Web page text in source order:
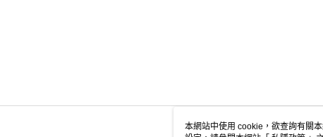
本網站中使用 cookie，欲查詢有關